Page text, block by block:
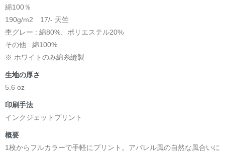
綿100％
190g/m2 17/- 天竺
杢グレー : 綿80%、ポリエステル20%
その他 : 綿100%
※ ホワイトのみ綿糸縫製
生地の厚さ
5.6 oz
印刷手法
インクジェットプリント
概要
1枚からフルカラーで手軽にプリント。アパレル風の自然な風合いに